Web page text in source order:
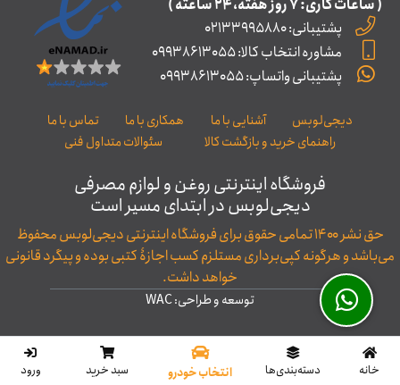
( ساعات کاری: ۷ روز ﻫﻔﺘﻪ، ۲۴ ﺳﺎﻋﺘﻪ )
پشتیبانی: 02133995880
مشاوره انتخاب کالا: 09938613055
پشتیبانی واتساپ: 09938613055
دیجی‌لوبس آشنایی با ما همکاری با ما
تماس با ما
راهنمای خرید و بازگشت کالا
سئوالات متداول فنی
فروشگاه اینترنتی روغن و لوازم مصرفی
دیجی‌لوبس در ابتدای مسیر است
حق نشر ۱۴۰۰ تمامی حقوق برای فروشگاه اینترنتی دیجی‌لوبس محفوظ
می‌باشد و هرگونه کپی‌برداری مستلزم کسب اجازۀ کتبی بوده و پیگرد قانونی
خواهد داشت.
توسعه و طراحی: WAC
خانه ‌دسته‌بندی‌ها انتخاب خودرو سبد خرید ورود